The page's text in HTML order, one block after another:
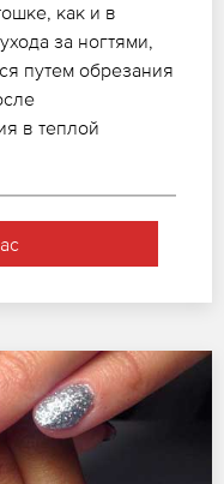
как и в
за ногтями,
путем обрезания
в теплой